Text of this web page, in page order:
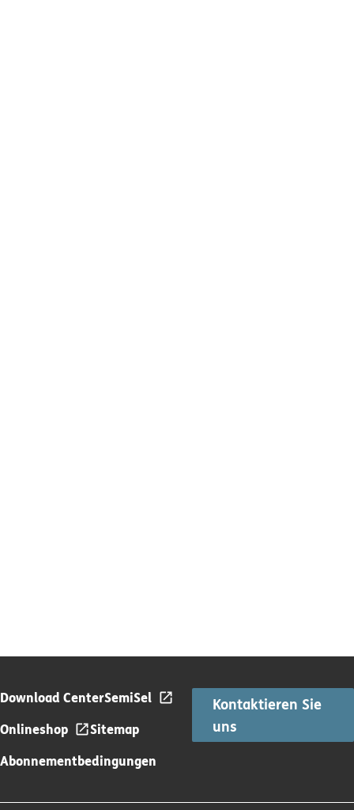
Download CenterSemiSel
Onlineshop
Sitemap
Abonnementbedingungen
Kontaktieren Sie
uns